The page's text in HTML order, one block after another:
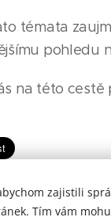
témata
pohledu
na této cestě
zajistili
Tím vám